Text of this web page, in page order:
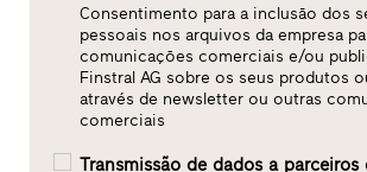
Consentimento para a inclusão dos
pessoais nos arquivos da empresa
comunicações comerciais e/ou
Finstral AG sobre os seus produtos
através de newsletter ou outras
comerciais
Transmissão de dados a parceiros